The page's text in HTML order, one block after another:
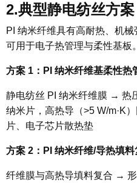
2.典型静电纺丝方案
PI 纳米纤维具有高耐热、机
可用于电子热管理与柔性基板。
方案 1：PI 纳米纤维基柔性热
静电纺丝 PI 纳米纤维膜 → 热
纳米片，高热导（>5 W/m·K
片、电子芯片散热垫
方案 2：PI 纳米纤维/导热填
纤维膜与高热导填料复合 →